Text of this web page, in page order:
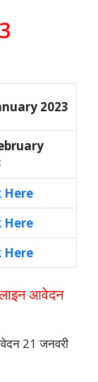
2023
Here
Here
Here
आवेदन
21 जनवरी